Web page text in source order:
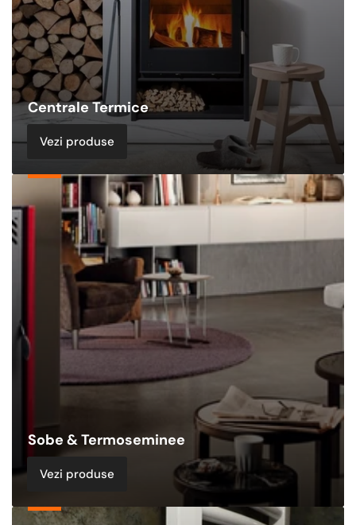
Centrale Termice
Vezi produse
Sobe
&
Termoseminee
Sobe & Termoseminee
Vezi produse
Echipamente